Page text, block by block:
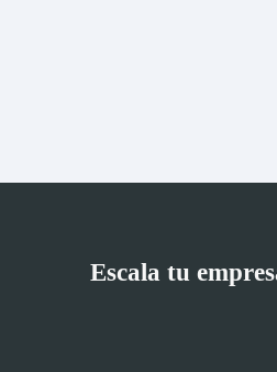
Escala tu